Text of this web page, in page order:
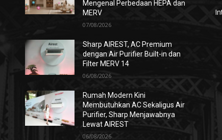
Mengenal Perbedaan HEPA dan
MERV
07/08/2026
Sharp AIREST, AC Premium
dengan Air Purifier Built-in dan
Filter MERV 14
06/08/2026
Rumah Modern Kini
Membutuhkan AC Sekaligus Air
Purifier, Sharp Menjawabnya
Lewat AIREST
06/08/2026